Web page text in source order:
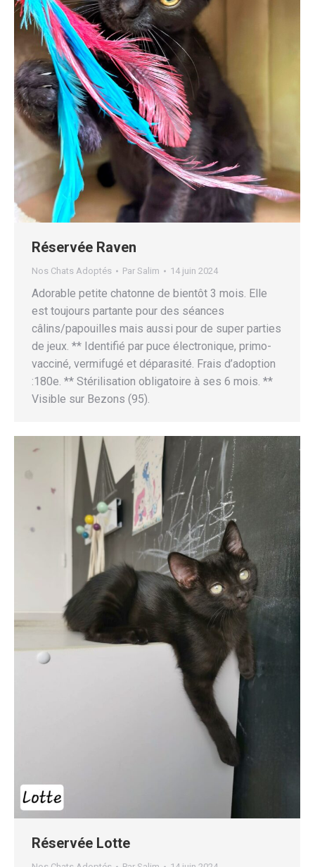
Réservée Raven
Nos Chats Adoptés Par Salim 14 juin 2024
Adorable petite chatonne de bientôt 3 mois. Elle
est toujours partante pour des séances
câlins/papouilles mais aussi pour de super parties
de jeux. ** Identifié par puce électronique, primo-
vacciné, vermifugé et déparasité. Frais d’adoption
:180e. ** Stérilisation obligatoire à ses 6 mois. **
Visible sur Bezons (95).
Réservée Lotte